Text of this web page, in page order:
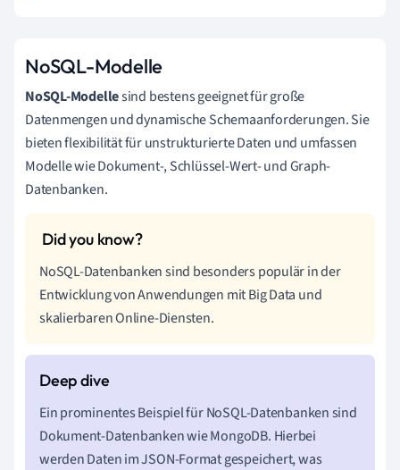
NoSQL-Modelle
NoSQL-Modellesind bestens geeignet für große
Datenmengen und dynamische Schemaanforderungen. Sie
bieten flexibilität für unstrukturierte Daten und umfassen
Modelle wie Dokument-, Schlüssel-Wert- und Graph-
Datenbanken.
NoSQL-Datenbanken sind besonders populär in der
Entwicklung von Anwendungen mit Big Data und
skalierbaren Online-Diensten.
Ein prominentes Beispiel für NoSQL-Datenbanken sind
Dokument-Datenbanken wie MongoDB. Hierbei
werden Daten im JSON-Format gespeichert, was